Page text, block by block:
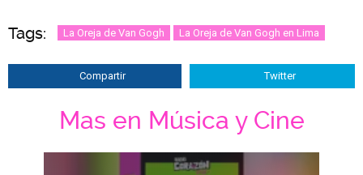
Tags: La Oreja de Van Gogh La Oreja de Van Gogh en Lima
Compartir Twitter
Mas en Música y Cine